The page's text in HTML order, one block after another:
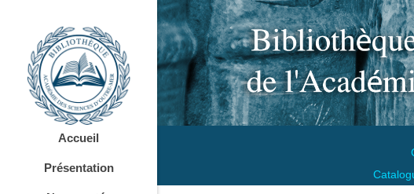
Accueil
Présentation